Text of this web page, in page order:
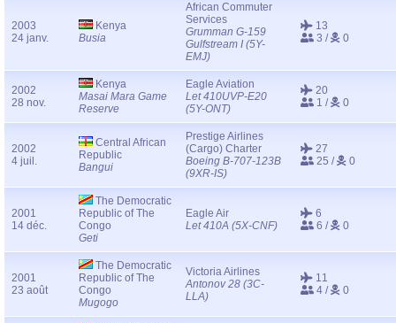
2003
24 janv.
Kenya
Busia
African Commuter
Services
Grumman G-159
Gulfstream I (5Y-
EMJ)
13
3 /
0
2002
28 nov.
Kenya
Masai Mara Game
Reserve
Eagle Aviation
Let 410UVP-E20
(5Y-ONT)
20
1 /
0
2002
4 juil.
Central African
Republic
Bangui
Prestige Airlines
(Cargo) Charter
Boeing B-707-123B
(9XR-IS)
27
25 /
0
2001
14 déc.
The Democratic
Republic of The
Congo
Geti
Eagle Air
Let 410A (5X-CNF)
6
6 /
0
2001
23 août
The Democratic
Republic of The
Congo
Mugogo
Victoria Airlines
Antonov 28 (3C-
LLA)
11
4 /
0